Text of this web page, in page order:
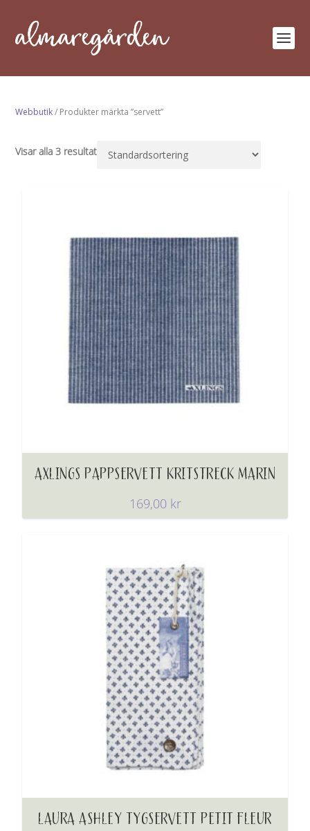
Webbutik/ Produkter märkta ”servett”
Visar alla 3 resultat
AXLINGS PAPPSERVETT KRITSTRECK MARIN
169,00 kr
LAURA ASHLEY TYGSERVETT PETIT FLEUR